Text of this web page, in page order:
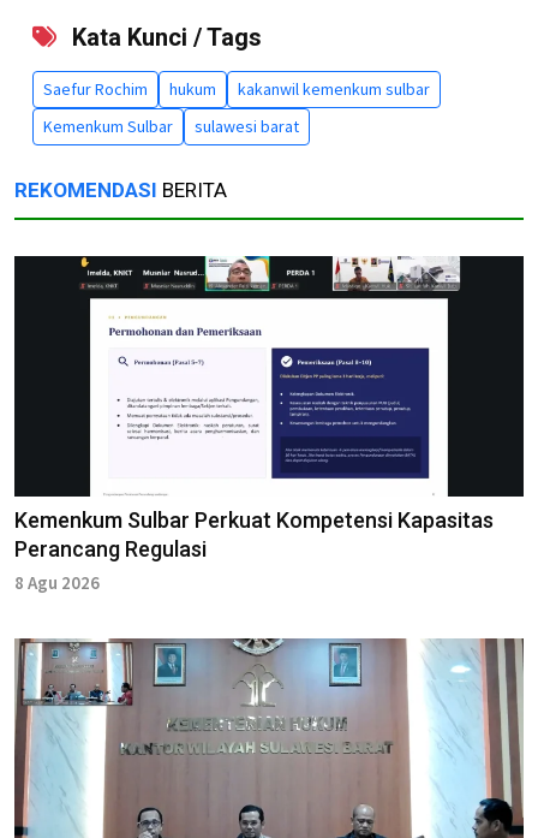
Kata Kunci / Tags
Saefur Rochim hukum
kakanwil kemenkum sulbar
Kemenkum Sulbar
sulawesi barat
REKOMENDASI BERITA
Kemenkum Sulbar Perkuat Kompetensi Kapasitas
Perancang Regulasi
8 Agu 2026